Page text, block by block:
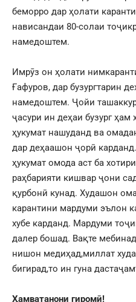
беморро дар ҳолати
нависандаи 80-солаи
намедоштем.
Имрӯз он ҳолати
Ғафуров, дар бузургтарин
намедоштем. Ҷойи
ҷасури ин деҳаи бузург
ҳукумат нашуданд ва
дар деҳаашон ҷорӣ
ҳукумат омода аст ба
раҳбарияти кишвар ҷони
қурбонӣ кунад. Худашон
карантини мардуми эълон
хубе карданд. Мардуми
далер бошад. Вақте
нишон медиҳад,миллат
бигирад,то ин гуна
Ҳамватанони гиромӣ!